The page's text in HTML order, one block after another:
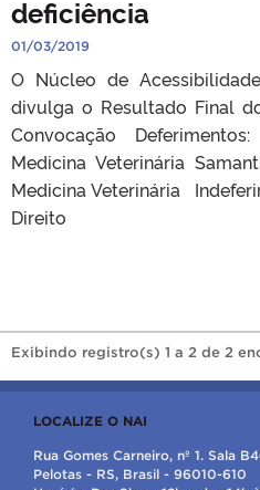
deficiência
01/03/2019
O Núcleo de
divulga o Resultado Final
Convocação Deferimentos:
Medicina Veterinária
Medicina Veterinária
Direito
Exibindo registro(s) 1 a 2 de 2
LOCALIZE O NAI
Rua Gomes Carneiro, nº 1. Sala
Pelotas - RS, Brasil - 96010-610